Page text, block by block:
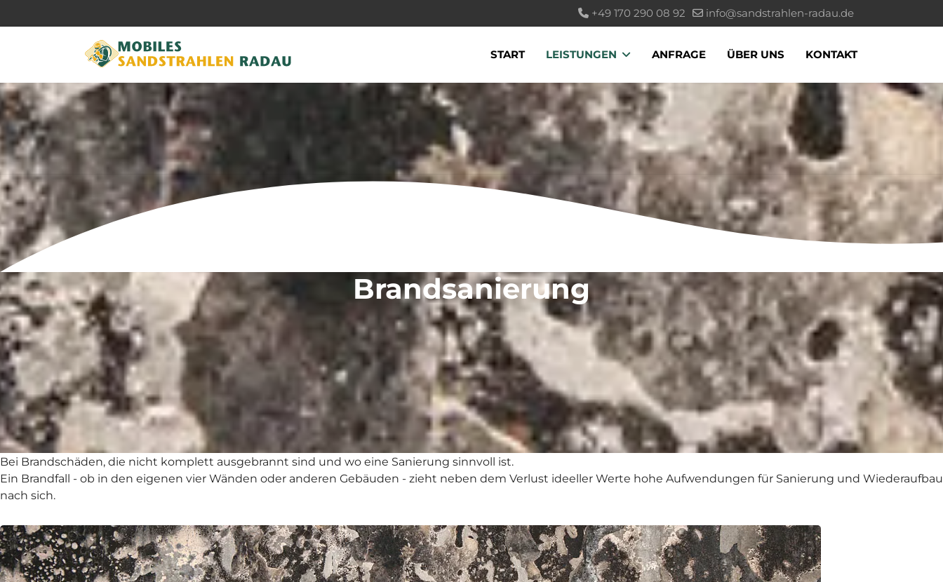
+49 170 290 08 92 info@sandstrahlen-radau.de
START LEISTUNGEN ANFRAGE ÜBER UNS KONTAKT
Brandsanierung
Bei Brandschäden, die nicht komplett ausgebrannt sind und wo eine Sanierung sinnvoll ist.
Ein Brandfall - ob in den eigenen vier Wänden oder anderen Gebäuden - zieht neben dem Verlust ideeller Werte hohe Aufwendungen für Sanierung und Wiederaufbau
nach sich.